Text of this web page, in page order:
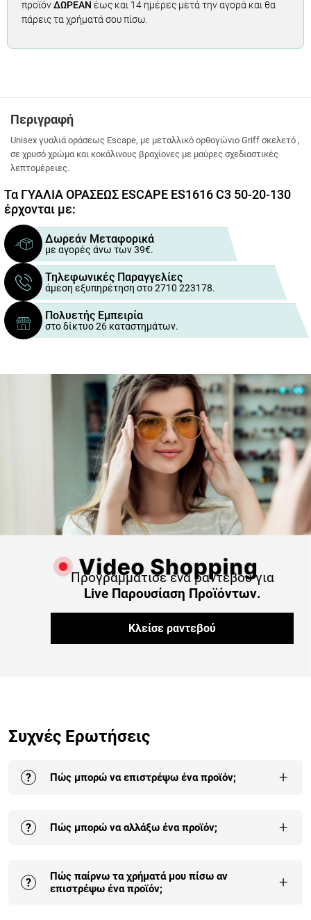
προϊόνΔΩΡΕΑΝ έως και 14 ημέρες μετά την αγορά και θα
πάρεις τα χρήματά σου πίσω.
Περιγραφή
Unisex γυαλιά οράσεως Escape, με μεταλλικό ορθογώνιο Griff σκελετό ,
σε χρυσό χρώμα και κοκάλινους βραχίονες με μαύρες σχεδιαστικές
λεπτομέρειες.
Τα ΓΥΑΛΙΑ ΟΡΑΣΕΩΣ ESCAPE ES1616 C3 50-20-130
έρχονται με:
Δωρεάν Μεταφορικά
με αγορές άνω των 39€.
Τηλεφωνικές Παραγγελίες
άμεση εξυπηρέτηση στο 2710 223178.
Πολυετής Εμπειρία
στο δίκτυο 26 καταστημάτων.
Προγραμμάτισε ένα ραντεβού για
Live Παρουσίαση Προϊόντων.
Κλείσε ραντεβού
Συχνές Ερωτήσεις
? Πώς μπορώ να επιστρέψω ένα προϊόν; +
παραγγελίας σου γίνεται έως και 30 ημέρες από την
? Πώς μπορώ να αλλάξω ένα προϊόν; +
συναρμολογηθεί και δεν έχουν χρησιμοποιηθεί. Η
πρώτη αλλαγή είναι δωρεάν για κάθε παραγγελία.
?
Πώς παίρνω τα χρήματά μου πίσω αν
επιστρέψω ένα προϊόν;
+